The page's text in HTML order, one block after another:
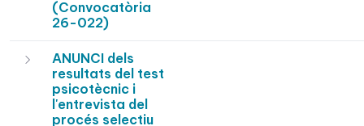
(Convocatòria
26-022)
ANUNCI dels
resultats del test
psicotècnic i
l'entrevista del
procés selectiu